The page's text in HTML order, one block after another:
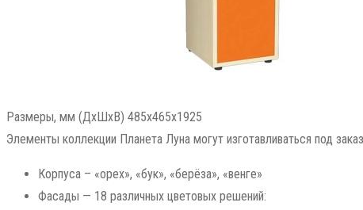
Размеры, мм (ДхШхВ) 485x465x1925
Элементы коллекции Планета Луна могут изготавливаться под
Корпуса – «орех», «бук», «берёза», «венге»
Фасады — 18 различных цветовых решений: